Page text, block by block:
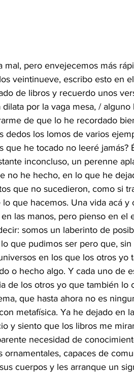
mal, pero envejecemos más
veintinueve, escribo esto en
de libros y recuerdo unos
por la vaga mesa, /
de que lo he recordado
dedos los lomos de varios
que he tocado no leeré jamás?
inconcluso, un perenne
no he hecho, en lo que he
que no sucedieron, como si
que hacemos. Una vida acá y
las manos, pero pienso en el
somos un laberinto de
que pudimos ser pero que,
en los que los otros yo
o hecho algo. Y cada uno de
de los otros yo que también lo
que hasta ahora no es
metafísica. Ya he dejado en
y siento que los libros me
necesidad de
ornamentales, capaces de
cuerpos y les arranque un